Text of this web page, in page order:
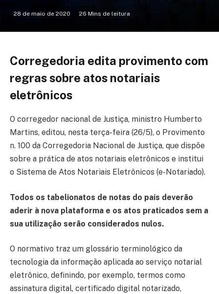
28 de maio de 2020 26 Mins de leitura
Corregedoria edita provimento com
regras sobre atos notariais
eletrônicos
O corregedor nacional de Justiça, ministro Humberto
Martins, editou, nesta terça-feira (26/5), o Provimento
n. 100 da Corregedoria Nacional de Justiça, que dispõe
sobre a prática de atos notariais eletrônicos e institui
o Sistema de Atos Notariais Eletrônicos (e-Notariado).
Todos os tabelionatos de notas do país deverão
aderir à nova plataforma e os atos praticados sem a
sua utilização serão considerados nulos.
O normativo traz um glossário terminológico da
tecnologia da informação aplicada ao serviço notarial
eletrônico, definindo, por exemplo, termos como
assinatura digital, certificado digital notarizado,